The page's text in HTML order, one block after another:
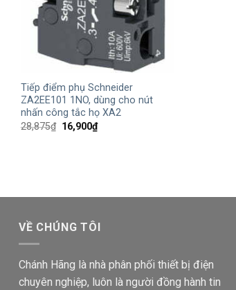
Tiếp điểm phụ Schneider
ZA2EE101 1NO, dùng cho nút
nhấn công tắc họ XA2
28,875₫ Giá
gốc
16,900₫Giá
hiện
VỀ CHÚNG TÔI
Chánh Hãng là nhà phân phối thiết bị điện
chuyên nghiệp, luôn là người đồng hành tin